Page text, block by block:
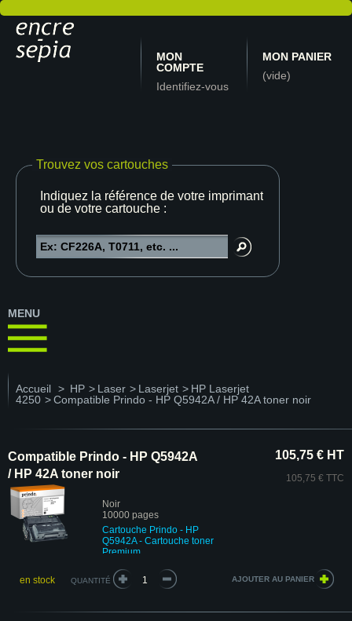
MON
COMPTE
Identifiez-vous
MON PANIER
(vide)
Trouvez vos cartouches
Indiquez la référence de votre imprimante
ou de votre cartouche :
MENU
Accueil > HP > Laser > Laserjet > HP Laserjet
4250 >Compatible Prindo - HP Q5942A / HP 42A toner noir
Compatible Prindo - HP Q5942A
/ HP 42A toner noir
Noir
10000 pages
Cartouche Prindo - HP
Q5942A - Cartouche toner
Premium
105,75 € HT
105,75 € TTC
en stock QUANTITÉ